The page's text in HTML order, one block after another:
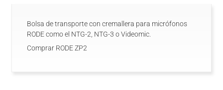
Bolsa de transporte con cremallera para micrófonos
RODE como el NTG-2, NTG-3 o Videomic.
Comprar RODE ZP2